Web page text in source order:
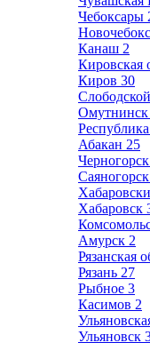
Чебоксары
Канаш 2
Кировская
Киров 30
Слободской
Омутнинск
Абакан 25
Черногорск
Саяногорск
Хабаровск
Амурск 2
Рязанская
Рязань 27
Рыбное 3
Касимов 2
Ульяновск